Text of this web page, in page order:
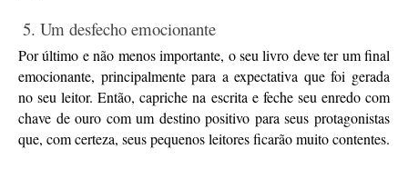
5. Um desfecho emocionante
Por último e não menos importante, o seu livro deve ter um final
emocionante, principalmente para a expectativa que foi gerada
no seu leitor. Então, capriche na escrita e feche seu enredo com
chave de ouro com um destino positivo para seus protagonistas
que, com certeza, seus pequenos leitores ficarão muito contentes.